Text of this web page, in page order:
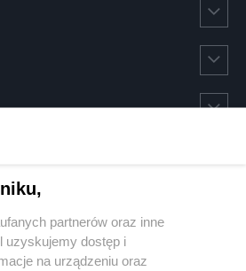
partnerów oraz inne
uzyskujemy dostęp i
na urządzeniu oraz